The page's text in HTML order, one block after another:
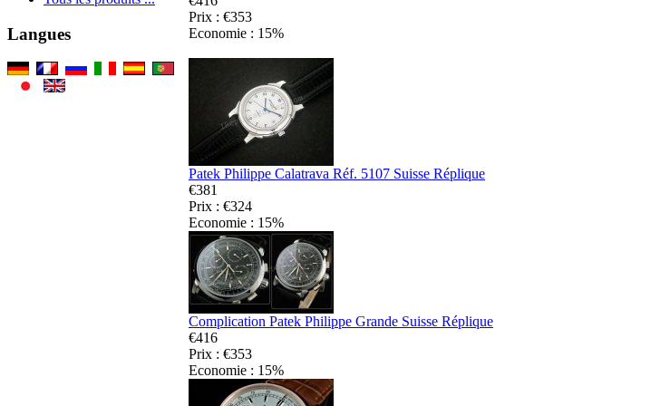
Langues
Prix : €353
Economie : 15%
Patek Philippe Calatrava Réf. 5107 Suisse Réplique
€381
Prix : €324
Economie : 15%
Complication Patek Philippe Grande Suisse Réplique
€416
Prix : €353
Economie : 15%